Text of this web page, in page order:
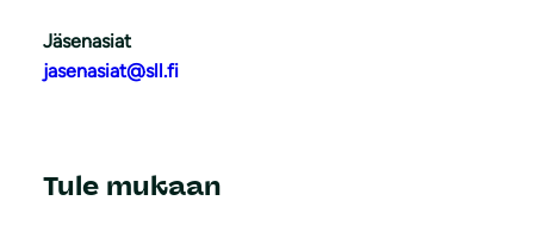
Jäsenasiat
jasenasiat@sll.fi
Tule mukaan